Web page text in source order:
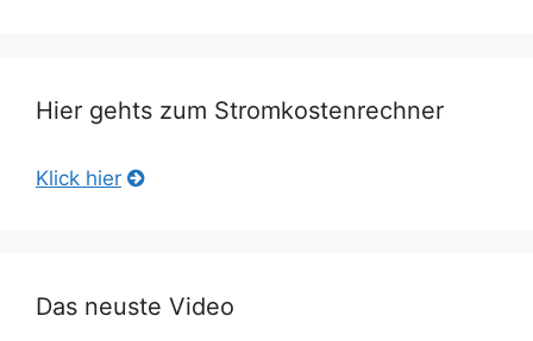
Hier gehts zum Stromkostenrechner
Klick hier
Das neuste Video